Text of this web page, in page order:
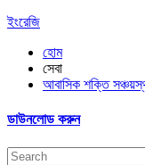
ইংরেজি
হোম
সেবা
আবাসিক শক্তি
ডাউনলোড করুন